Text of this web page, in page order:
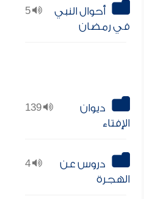
5
أحوال النبي
في رمضان
139
ديوان
الإفتاء
4
دروس عن
الهجرة